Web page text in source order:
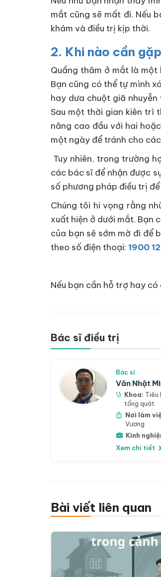
mắt cũng sẽ mất đi. Nếu
khám và điều trị kịp thời.
2. Khi nào cần
Quầng thâm ở mắt là một
Bạn cũng có thể tự mình
hay dưa chuột giã
Sau một thời gian kiên trì
nâng cao đầu với hai
một ngày để tránh cho
Tuy nhiên, trong trường
các bác sĩ để nhận được
số phương pháp điều trị
Chúng tôi hi vọng rằng
xuất hiện ở dưới mắt. Bạn
của bạn sẽ sớm mờ đi để
theo số điện thoại: 1900
Nếu bạn cần hỗ trợ hay
Bác sĩ điều trị
Bác sĩ
Văn Nhật
Khoa: Tiêu
tổng quát
Nơi làm
Vương
Kinh
Xem chi tiết
Bài viết liên quan